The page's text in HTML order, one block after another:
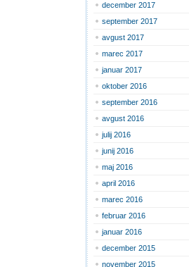
december 2017
september 2017
avgust 2017
marec 2017
januar 2017
oktober 2016
september 2016
avgust 2016
julij 2016
junij 2016
maj 2016
april 2016
marec 2016
februar 2016
januar 2016
december 2015
november 2015